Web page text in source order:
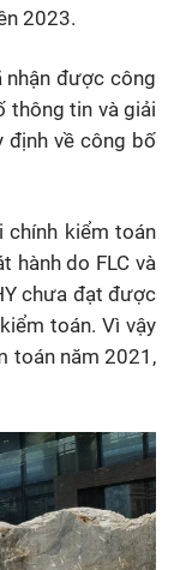
2023.
nhận được công
thông tin và giải
định về công bố
chính kiểm toán
hành do FLC và
chưa đạt được
toán. Vì vậy
toán năm 2021,